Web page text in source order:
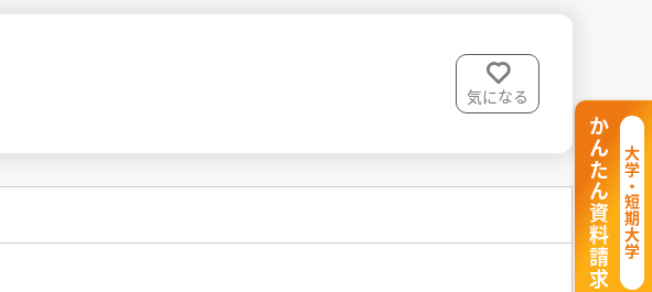
気になる
大学・短期大学
かんたん資料請求